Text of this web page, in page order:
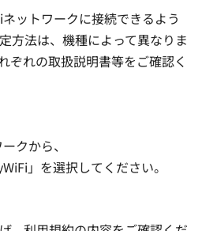
ットワークに接続できるよう
方法は、機種によって異なりま
ぞれの取扱説明書等をご確認く
クから、
」を選択してください。